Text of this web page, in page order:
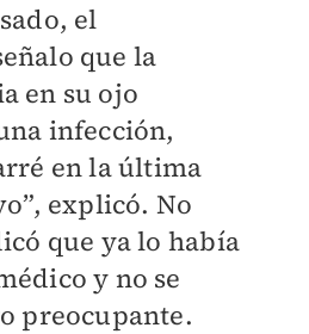
el
que la
en su ojo
infección,
en la última
explicó. No
que ya lo había
y no se
preocupante.